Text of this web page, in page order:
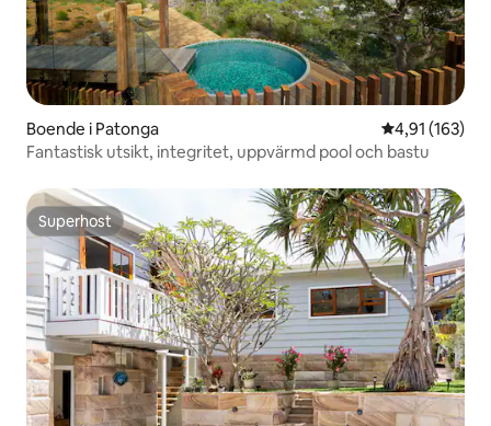
Boende i Patonga 4,91 av 5 i
4,91 (163)
Fantastisk utsikt, integritet, uppvärmd pool och bastu
Superhost
Superhost